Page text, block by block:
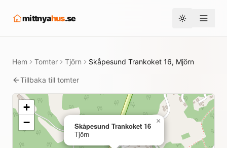
mittnyahus.se Toggle theme
Hem Tomter Tjörn Skåpesund Trankoket 16, Mjörn
Tillbaka till tomter
Skåpesund Trankoket 16
Tjörn
×
+
−